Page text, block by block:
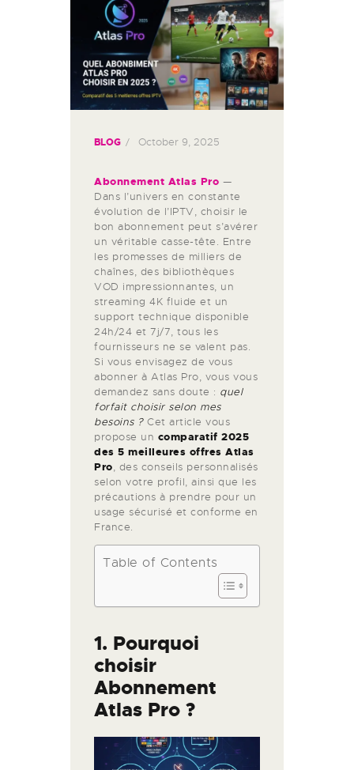
BLOG October 9, 2025
Abonnement Atlas Pro —
Dans l’univers en constante
évolution de l’IPTV, choisir le
bon abonnement peut s’avérer
un véritable casse-tête. Entre
les promesses de milliers de
chaînes, des bibliothèques
VOD impressionnantes, un
streaming 4K fluide et un
support technique disponible
24h/24 et 7j/7, tous les
fournisseurs ne se valent pas.
Si vous envisagez de vous
abonner à Atlas Pro, vous vous
demandez sans doute : quel
forfait choisir selon mes
besoins ?Cet article vous
propose un comparatif 2025
des 5 meilleures offres Atlas
Pro, des conseils personnalisés
selon votre profil, ainsi que les
précautions à prendre pour un
usage sécurisé et conforme en
France.
Table of Contents
1. Pourquoi
choisir
Abonnement
Atlas Pro ?